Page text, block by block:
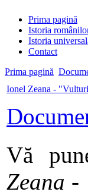
Prima pagină
Istoria
Istoria
Contact
Prima pagină
Ionel Zeana -
Vă
Zeana